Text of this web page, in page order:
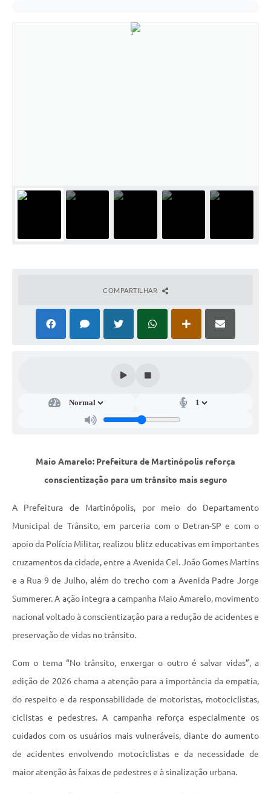
Cadastro de Fornecedores
Casa das Artesãs
Valor da Terra Nua / ITR
Parceria Entidades 3º Setor
Gravações das Licitações
Legislação Municipal
Galeria de Fotos
Audiências Públicas
Arquivos para Download
Carta de Serviços
SIC
COMPARTILHAR
Maio Amarelo: Prefeitura de Martinópolis reforça
conscientização para um trânsito mais seguro
A Prefeitura de Martinópolis, por meio do Departamento
Municipal de Trânsito, em parceria com o Detran-SP e com o
apoio da Polícia Militar, realizou blitz educativas em importantes
cruzamentos da cidade, entre a Avenida Cel. João Gomes Martins
e a Rua 9 de Julho, além do trecho com a Avenida Padre Jorge
Summerer. A ação integra a campanha Maio Amarelo, movimento
nacional voltado à conscientização para a redução de acidentes e
preservação de vidas no trânsito.
Com o tema “No trânsito, enxergar o outro é salvar vidas”, a
edição de 2026 chama a atenção para a importância da empatia,
do respeito e da responsabilidade de motoristas, motociclistas,
ciclistas e pedestres. A campanha reforça especialmente os
cuidados com os usuários mais vulneráveis, diante do aumento
de acidentes envolvendo motociclistas e da necessidade de
maior atenção às faixas de pedestres e à sinalização urbana.